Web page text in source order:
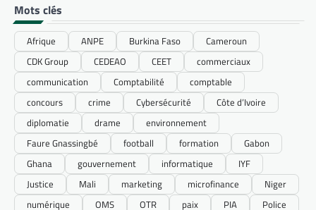
Mots clés
Afrique ANPE Burkina Faso
Cameroun
CDK Group
CEDEAO CEET
commerciaux
communication
Comptabilité
comptable
concours
crime Cybersécurité
Côte d’Ivoire
diplomatie
drame
environnement
Faure Gnassingbé
football formation
Gabon
Ghana
gouvernement informatique
IYF
Justice
Mali marketing microfinance
Niger
numérique
OMS OTR paix PIA
Police